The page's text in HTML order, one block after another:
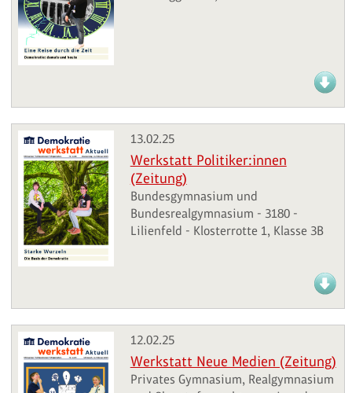
13.02.25
Werkstatt Politiker:innen
(Zeitung)
Bundesgymnasium und
Bundesrealgymnasium - 3180 -
Lilienfeld - Klosterrotte 1, Klasse 3B
12.02.25
Werkstatt Neue Medien (Zeitung)
Privates Gymnasium, Realgymnasium